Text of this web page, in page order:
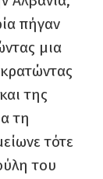
πήγαν
μια
της
τη
τότε
του